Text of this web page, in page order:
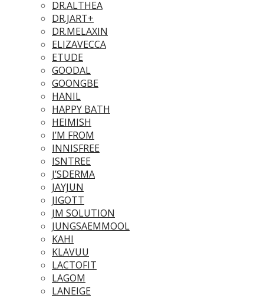
DR.ALTHEA
DR.JART+
DR.MELAXIN
ELIZAVECCA
ETUDE
GOODAL
GOONGBE
HANIL
HAPPY BATH
HEIMISH
I’M FROM
INNISFREE
ISNTREE
J’SDERMA
JAYJUN
JIGOTT
JM SOLUTION
JUNGSAEMMOOL
KAHI
KLAVUU
LACTOFIT
LAGOM
LANEIGE